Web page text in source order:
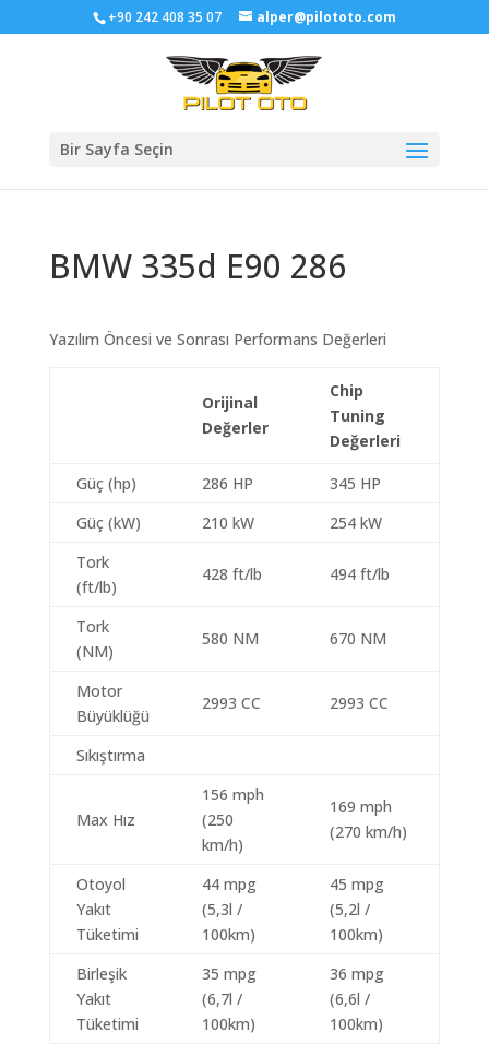
+90 242 408 35 07 alper@pilototo.com
Bir Sayfa Seçin
BMW 335d E90 286
Yazılım Öncesi ve Sonrası Performans Değerleri
Orijinal
Değerler
Chip
Tuning
Değerleri
Güç (hp) 286 HP
345 HP
Güç (kW)
210 kW
254 kW
Tork
(ft/lb)
428 ft/lb 494 ft/lb
Tork
(NM)
580 NM 670 NM
Motor
Büyüklüğü
2993 CC 2993 CC
Sıkıştırma
Max Hız
156 mph
(250
km/h)
169 mph
(270 km/h)
Otoyol
Yakıt
Tüketimi
44 mpg
(5,3l /
100km)
45 mpg
(5,2l /
100km)
Birleşik
Yakıt
Tüketimi
35 mpg
(6,7l /
100km)
36 mpg
(6,6l /
100km)